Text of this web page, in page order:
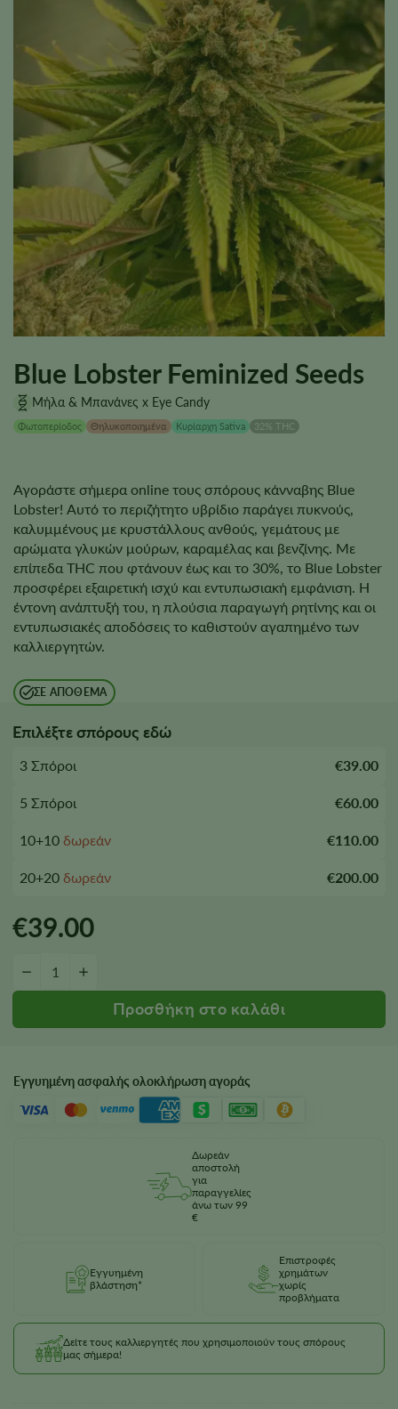
Blue Lobster Feminized Seeds
Μήλα & Μπανάνες x Eye Candy
Φωτοπερίοδος Θηλυκοποιημένα Κυρίαρχη Sativa 32% THC
Αγοράστε σήμερα online τους σπόρους κάνναβης Blue
Lobster! Αυτό το περιζήτητο υβρίδιο παράγει πυκνούς,
καλυμμένους με κρυστάλλους ανθούς, γεμάτους με
αρώματα γλυκών μούρων, καραμέλας και βενζίνης. Με
επίπεδα THC που φτάνουν έως και το 30%, το Blue Lobster
προσφέρει εξαιρετική ισχύ και εντυπωσιακή εμφάνιση. Η
έντονη ανάπτυξή του, η πλούσια παραγωγή ρητίνης και οι
εντυπωσιακές αποδόσεις το καθιστούν αγαπημένο των
καλλιεργητών.
ΣΕ ΑΠΌΘΕΜΑ
Επιλέξτε σπόρους εδώ
3 Σπόροι €39.00
5 Σπόροι €60.00
10+10 δωρεάν €110.00
20+20 δωρεάν €200.00
€39.00
−
Εγγυημένη ασφαλής ολοκλήρωση αγοράς
Δωρεάν
αποστολή
για
παραγγελίες
άνω των 99
€
Εγγυημένη
βλάστηση*
Επιστροφές
χρημάτων
χωρίς
προβλήματα
Δείτε τους καλλιεργητές που χρησιμοποιούν τους σπόρους
μας σήμερα!